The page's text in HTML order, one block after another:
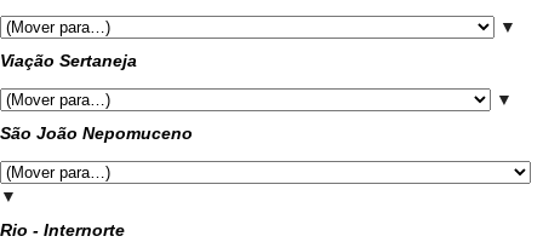
▼
Viação Sertaneja
▼
São João Nepomuceno
▼
Rio - Internorte